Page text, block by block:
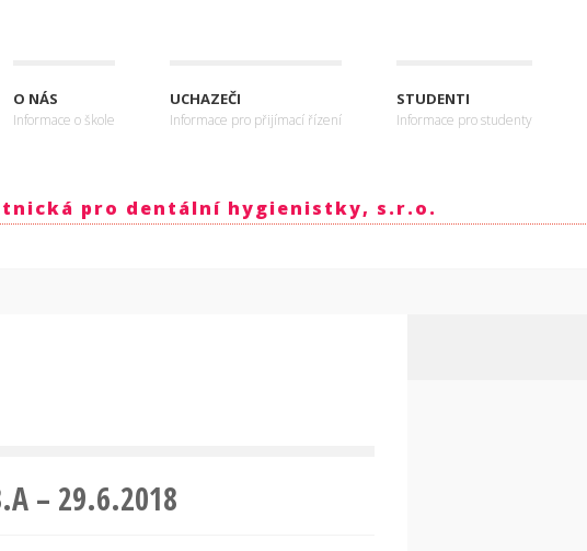
O NÁS
Informace o škole
UCHAZEČI
Informace pro přijímací řízení
STUDENTI
Informace pro studenty
pro dentální hygienistky, s.r.o.
– 29.6.2018